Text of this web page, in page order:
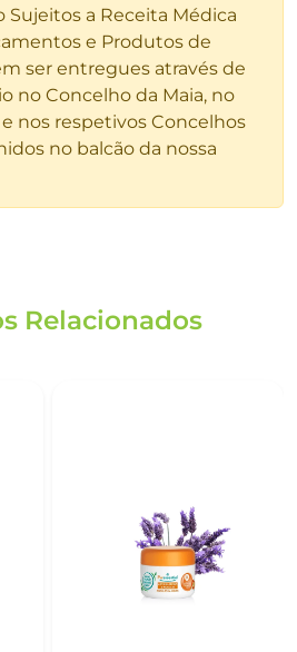
Sujeitos a Receita Médica
e Produtos de
ser entregues através de
no Concelho da Maia, no
nos respetivos Concelhos
no balcão da nossa
Relacionados